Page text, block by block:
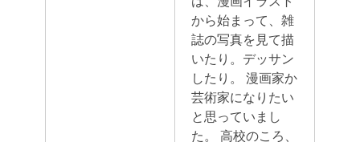
から始まって、雑
誌の写真を見て描
いたり。デッサン
したり。 漫画家か
芸術家になりたい
と思っていまし
た。
高校のころ、